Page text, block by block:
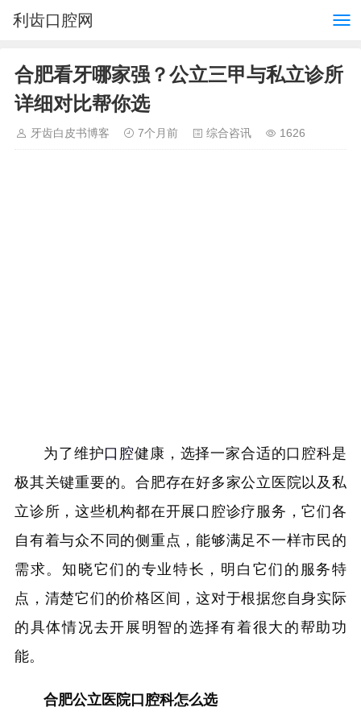
利齿口腔网
合肥看牙哪家强？公立三甲与私立诊所
详细对比帮你选
牙齿白皮书博客 7个月前 综合咨讯 1626
为了维护口腔健康，选择一家合适的口腔科是
极其关键重要的。合肥存在好多家公立医院以及私
立诊所，这些机构都在开展口腔诊疗服务，它们各
自有着与众不同的侧重点，能够满足不一样市民的
需求。知晓它们的专业特长，明白它们的服务特
点，清楚它们的价格区间，这对于根据您自身实际
的具体情况去开展明智的选择有着很大的帮助功
能。
合肥公立医院口腔科怎么选